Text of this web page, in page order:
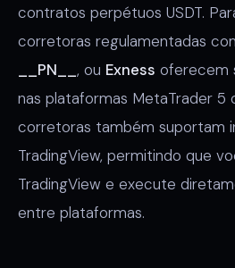
contratos perpétuos USDT.
corretoras regulamentadas
__PN__ , ou Exness oferecem
nas plataformas MetaTrader 5
corretoras também suportam
TradingView, permitindo que
TradingView e execute
entre plataformas.